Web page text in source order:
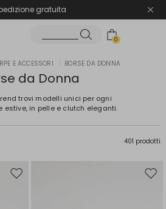
gratuita
facile e veloce
0
E ACCESSORI BORSE DA DONNA
da Donna
trovi modelli unici per ogni
estive, in pelle e clutch eleganti.
401 prodotti
Sposta